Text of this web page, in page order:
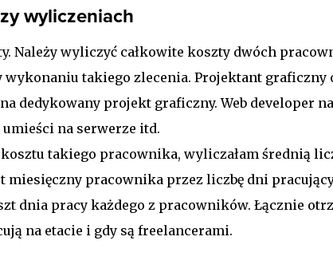
wyliczeniach
Należy wyliczyć całkowite koszty dwóch
wykonaniu takiego zlecenia. Projektant graficzny
dedykowany projekt graficzny. Web developer
na serwerze itd.
takiego pracownika, wyliczałam średnią
miesięczny pracownika przez liczbę dni
dnia pracy każdego z pracowników. Łącznie
na etacie i gdy są freelancerami.